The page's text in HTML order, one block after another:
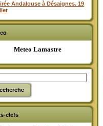
Andalouse à Désaignes. 19
Meteo Lamastre
clefs